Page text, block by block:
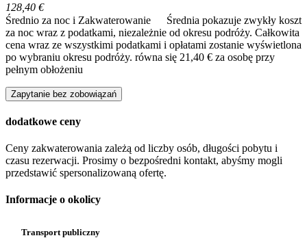
128,40 €
Średnio za noc i Zakwaterowanie
Średnia pokazuje zwykły koszt
za noc wraz z podatkami, niezależnie od okresu podróży. Całkowita
cena wraz ze wszystkimi podatkami i opłatami zostanie wyświetlona
po wybraniu okresu podróży. równa się 21,40 € za osobę przy
pełnym obłożeniu
Zapytanie bez zobowiązań
dodatkowe ceny
Ceny zakwaterowania zależą od liczby osób, długości pobytu i
czasu rezerwacji. Prosimy o bezpośredni kontakt, abyśmy mogli
przedstawić spersonalizowaną ofertę.
Informacje o okolicy
Transport publiczny